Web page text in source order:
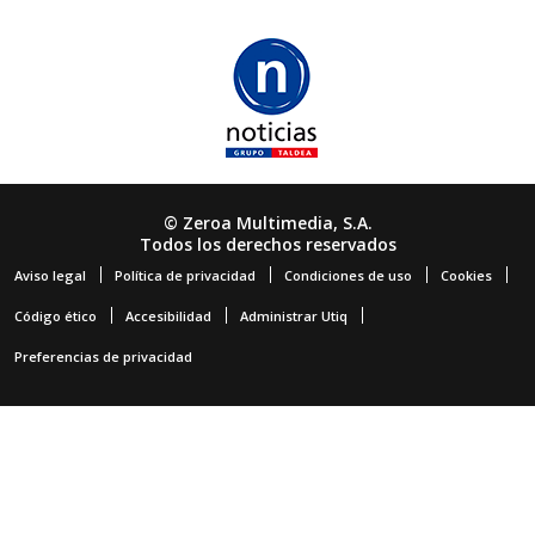
© Zeroa Multimedia, S.A.
Todos los derechos reservados
Aviso legal Política de privacidad Condiciones de uso Cookies
Código ético Accesibilidad Administrar Utiq
Preferencias de privacidad